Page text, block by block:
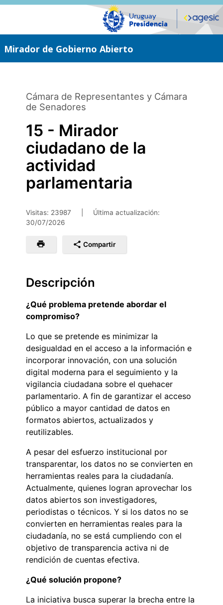
Saltar
Mirador de Gobierno Abierto
Cámara de Representantes y Cámara
de Senadores
15 - Mirador
ciudadano de la
actividad
parlamentaria
Visitas: 23987
Última actualización:
30/07/2026
Compartir
Descripción
¿Qué problema pretende abordar el
compromiso?
Lo que se pretende es minimizar la
desigualdad en el acceso a la información e
incorporar innovación, con una solución
digital moderna para el seguimiento y la
vigilancia ciudadana sobre el quehacer
parlamentario. A fin de garantizar el acceso
público a mayor cantidad de datos en
formatos abiertos, actualizados y
reutilizables.
A pesar del esfuerzo institucional por
transparentar, los datos no se convierten en
herramientas reales para la ciudadanía.
Actualmente, quienes logran aprovechar los
datos abiertos son investigadores,
periodistas o técnicos. Y si los datos no se
convierten en herramientas reales para la
ciudadanía, no se está cumpliendo con el
objetivo de transparencia activa ni de
rendición de cuentas efectiva.
¿Qué solución propone?
La iniciativa busca superar la brecha entre la